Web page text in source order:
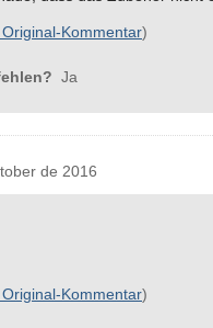
Kommentar)
Ja
de 2016
Kommentar)